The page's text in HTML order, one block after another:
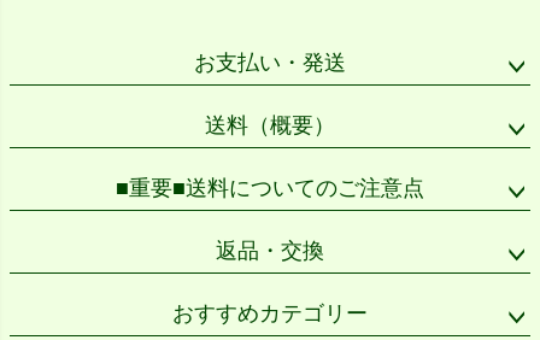
お支払い・発送
送料（概要）
■重要■送料についてのご注意点
返品・交換
おすすめカテゴリー